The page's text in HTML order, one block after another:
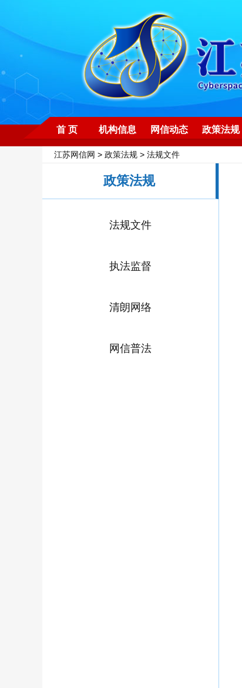
首 页 机构信息 网信动态 政策法规
江苏网信网 > 政策法规 > 法规文件
政策法规
法规文件
执法监督
清朗网络
网信普法